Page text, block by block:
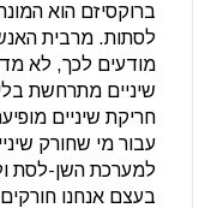
ברוקסיזם הוא
לסתות. מרבית
מודעים לכך, לא
שיניים מתרחשת
חריקת שיניים
עבור מי שחורק
למערכת השן-לסת
בעצם אנחנו